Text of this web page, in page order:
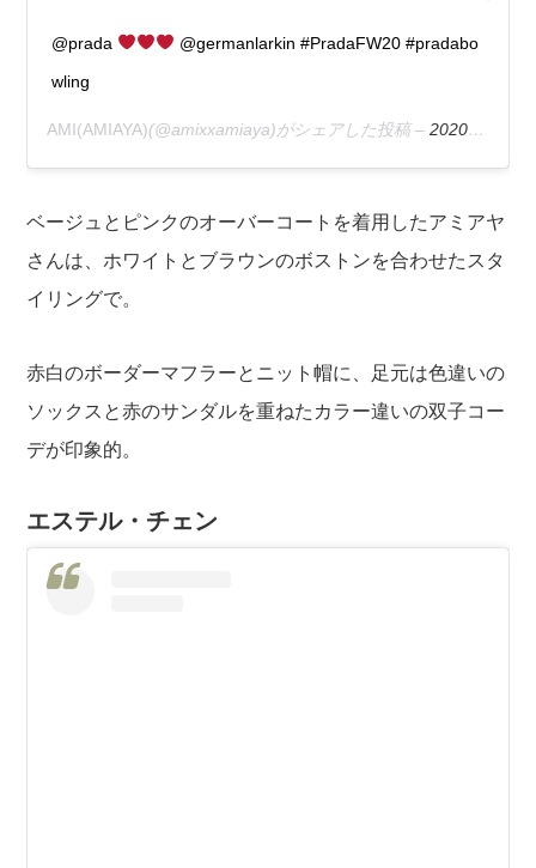
@prada
@germanlarkin #PradaFW20 #pradabo
wling
AMI(AMIAYA)(@amixxamiaya)がシェアした投稿 –2020年 1月月13日午前9時50分PST
ベージュとピンクのオーバーコートを着用したアミアヤ
さんは、ホワイトとブラウンのボストンを合わせたスタ
イリングで。
赤白のボーダーマフラーとニット帽に、足元は色違いの
ソックスと赤のサンダルを重ねたカラー違いの双子コー
デが印象的。
エステル・チェン